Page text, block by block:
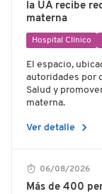
la UA recibe
materna
Hospital Clínico
El espacio,
autoridades por
Salud y
materna.
Ver detalle chevron_right
06/08/2026
Más de 400